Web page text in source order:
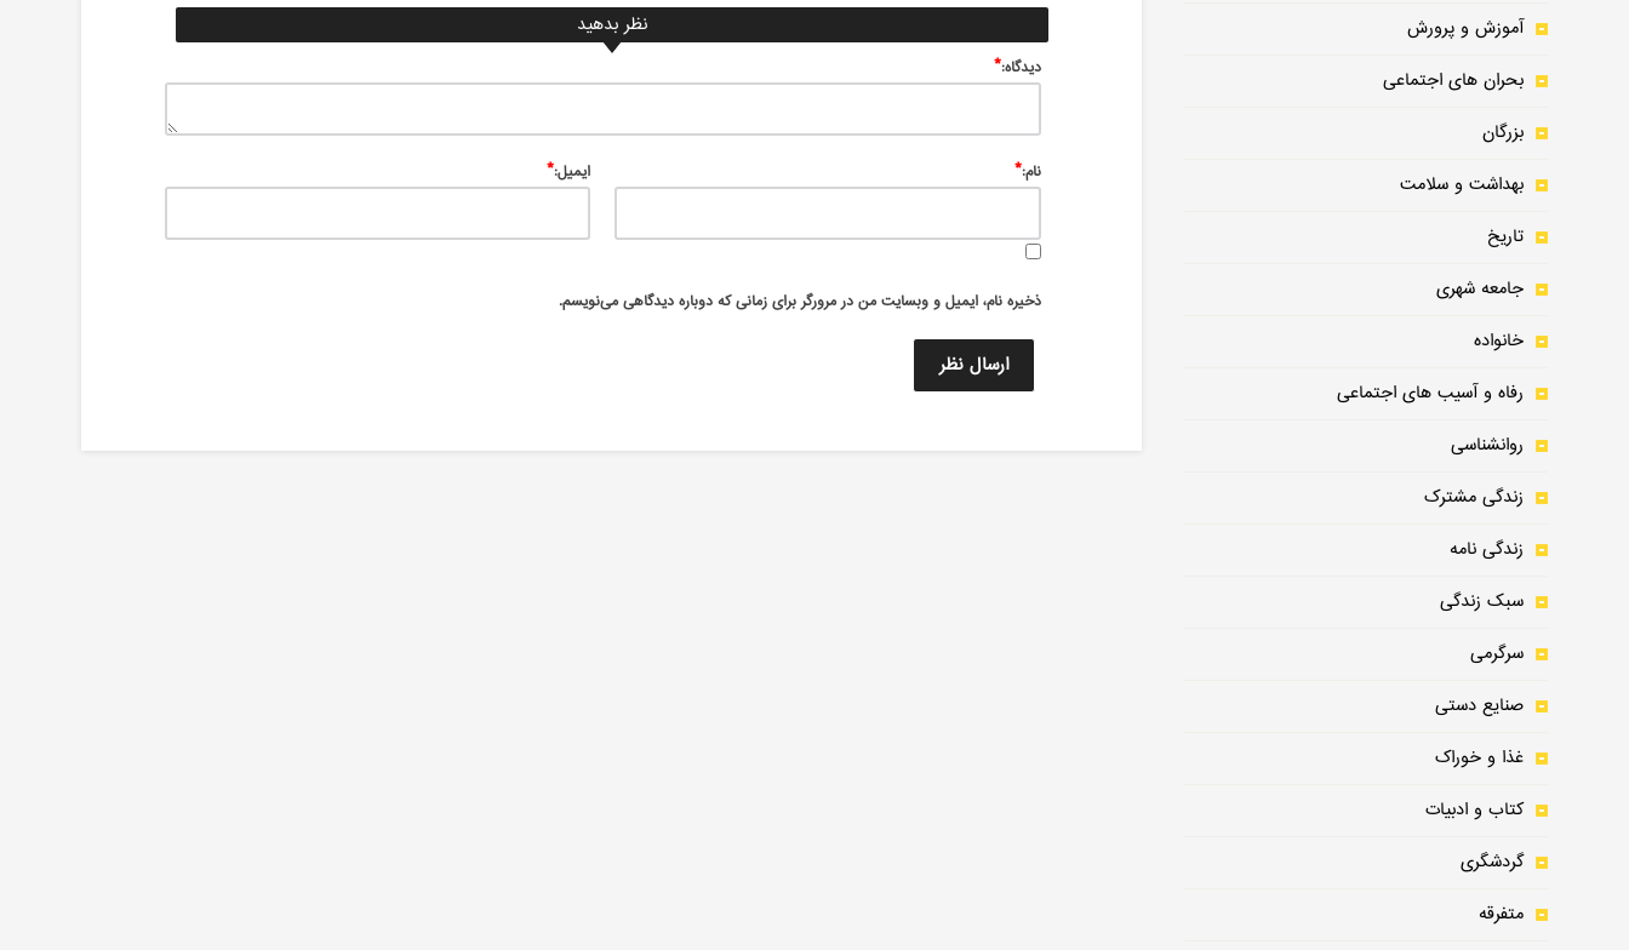
نظر بدهید
ديدگاه:*
نام:* ایمیل:*
ذخیره نام، ایمیل و وبسایت من در مرورگر برای زمانی که دوباره دیدگاهی می‌نویسم.
آموزش و پرورش
بحران های اجتماعی
بزرگان
بهداشت و سلامت
تاریخ
جامعه شهری
خانواده
رفاه و آسیب های اجتماعی
روانشناسی
زندگی مشترک
زندگی نامه
سبک زندگی
سرگرمی
صنایع دستی
غذا و خوراک
کتاب و ادبیات
گردشگری
متفرقه